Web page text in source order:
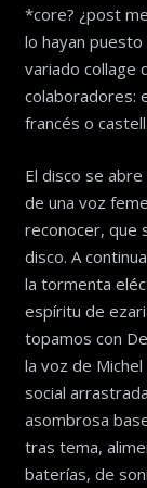
*core? ¿post
lo hayan puesto
variado collage
colaboradores:
francés o
El disco se
de una voz
reconocer, que
disco. A
la tormenta
espíritu de
topamos con
la voz de
social
asombrosa
tras tema,
baterías, de